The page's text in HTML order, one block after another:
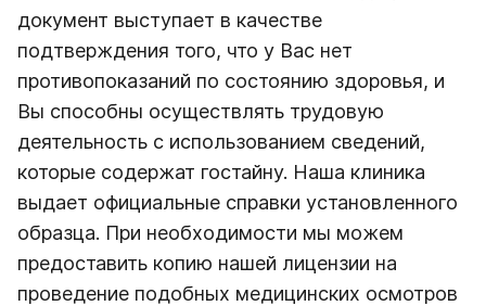
документ выступает в качестве
подтверждения того, что у Вас нет
противопоказаний по состоянию здоровья, и
Вы способны осуществлять трудовую
деятельность с использованием сведений,
которые содержат гостайну. Наша клиника
выдает официальные справки установленного
образца. При необходимости мы можем
предоставить копию нашей лицензии на
проведение подобных медицинских осмотров